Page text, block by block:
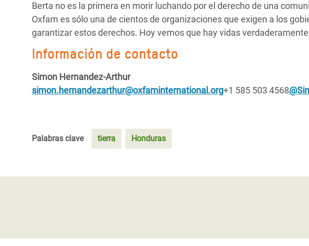
Berta no es la primera en morir luchando por el derecho de una
Oxfam es sólo una de cientos de organizaciones que exigen a los
garantizar estos derechos. Hoy vemos que hay vidas
Información de contacto
Simon Hernandez-Arthur
simon.hernandezarthur@oxfaminternational.org+1 585 503 4568
Palabras clave tierra Honduras